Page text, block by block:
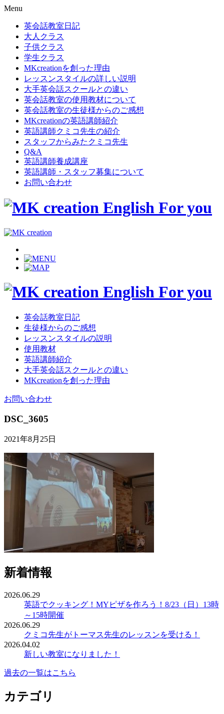
Menu
英会話教室日記
大人クラス
子供クラス
学生クラス
MKcreationを創った理由
レッスンスタイルの詳しい説明
大手英会話スクールとの違い
英会話教室の使用教材について
英会話教室の生徒様からのご感想
MKcreationの英語講師紹介
英語講師クミコ先生の紹介
スタッフからみたクミコ先生
Q&A
英語講師養成講座
英語講師・スタッフ募集について
お問い合わせ
英会話教室日記
生徒様からのご感想
レッスンスタイルの説明
使用教材
英語講師紹介
大手英会話スクールとの違い
MKcreationを創った理由
お問い合わせ
DSC_3605
2021年8月25日
新着情報
2026.06.29
英語でクッキング！MYピザを作ろう！8/23（日）13時
～15時開催
2026.06.29
クミコ先生がトーマス先生のレッスンを受ける！
2026.04.02
新しい教室になりました！
過去の一覧はこちら
カテゴリ